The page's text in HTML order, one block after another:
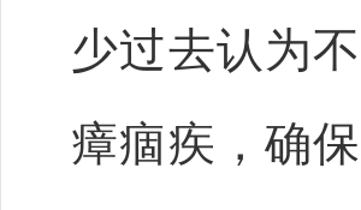
少过去认为
瘴痼疾，确